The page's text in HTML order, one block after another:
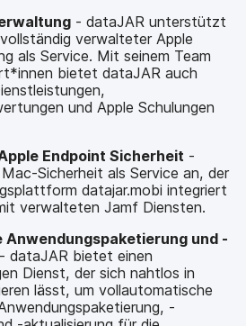
- dataJAR unterstützt
verwalteter Apple
als Service. Mit seinem Team
bietet dataJAR auch
und Apple Schulungen
Endpoint Sicherheit -
Sicherheit als Service an, der
datajar.mobi integriert
verwalteten Jamf Diensten.
und -
- dataJAR bietet einen
Dienst, der sich nahtlos in
lässt, um vollautomatische
-